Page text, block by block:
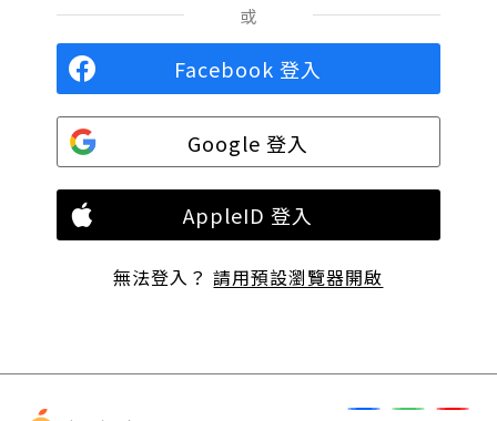
或
Facebook 登入
Google 登入
AppleID 登入
無法登入？請用預設瀏覽器開啟